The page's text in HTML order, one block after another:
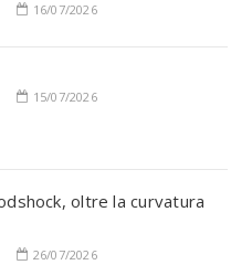
16/07/2026
15/07/2026
oltre la curvatura
26/07/2026